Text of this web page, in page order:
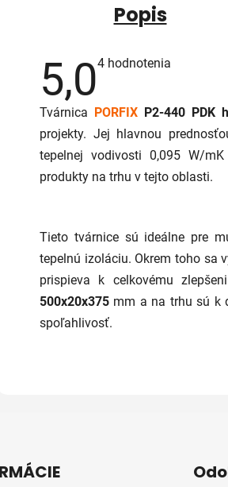
Popis
5,0Priemerné
5,0
z
5
hviezdičiek.
4 hodnotenia
Tvárnica PORFIX P2-440 PDK
projekty. Jej hlavnou
tepelnej vodivosti 0,095 W/
produkty na trhu v tejto oblasti.
Tieto tvárnice sú ideálne pre
tepelnú izoláciu. Okrem toho sa
prispieva k celkovému
500x20x375 mm a na trhu sú k
spoľahlivosť.